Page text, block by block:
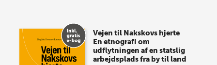
Vejen til Nakskovs hjerte
En etnografi om
udflytningen af en statslig
arbejdsplads fra by til land